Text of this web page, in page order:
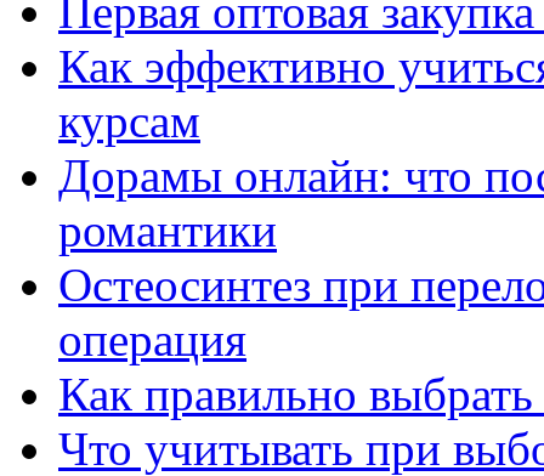
Первая оптовая
Как эффективно
курсам
Дорамы онлайн: что
романтики
Остеосинтез при
операция
Как правильно
Что учитывать при